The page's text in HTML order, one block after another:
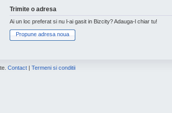
Trimite o adresa
Ai un loc preferat si nu l-ai gasit in Bizcity? Adauga-l chiar tu!
Propune adresa noua
Contact | Termeni si conditii